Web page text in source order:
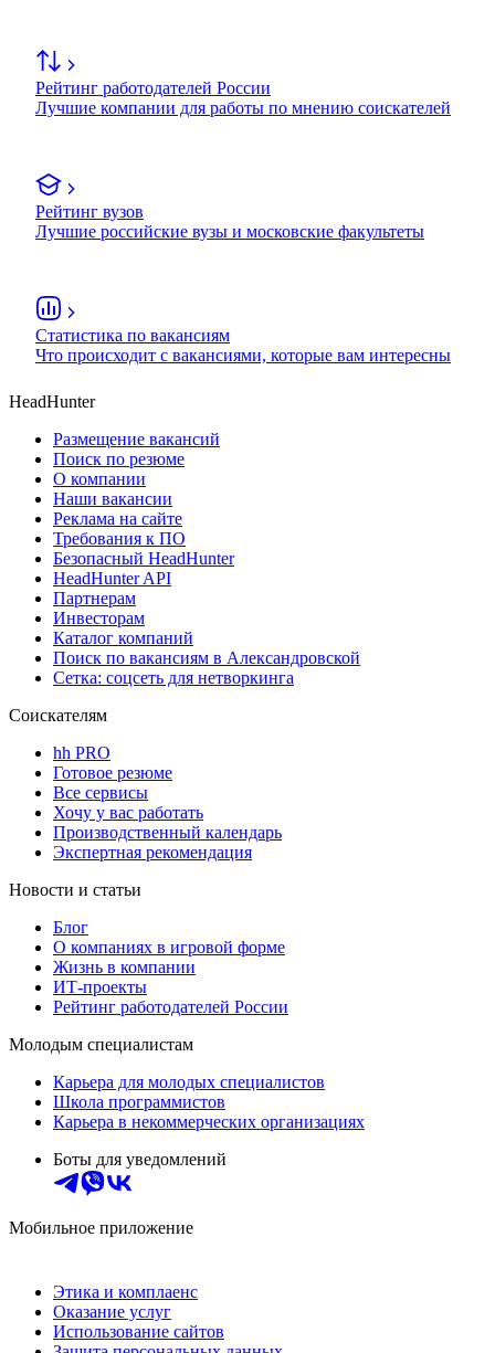
Рейтинг работодателей России
Лучшие компании для работы по мнению соискателей
Рейтинг вузов
Лучшие российские вузы и московские факультеты
Статистика по вакансиям
Что происходит с вакансиями, которые вам интересны
HeadHunter
Размещение вакансий
Поиск по резюме
О компании
Наши вакансии
Реклама на сайте
Требования к ПО
Безопасный HeadHunter
HeadHunter API
Партнерам
Инвесторам
Каталог компаний
Поиск по вакансиям в Александровской
Сетка: соцсеть для нетворкинга
Соискателям
hh PRO
Готовое резюме
Все сервисы
Хочу у вас работать
Производственный календарь
Экспертная рекомендация
Новости и статьи
Блог
О компаниях в игровой форме
Жизнь в компании
ИТ-проекты
Рейтинг работодателей России
Молодым специалистам
Карьера для молодых специалистов
Школа программистов
Карьера в некоммерческих организациях
Боты для уведомлений
Мобильное приложение
Этика и комплаенс
Оказание услуг
Использование сайтов